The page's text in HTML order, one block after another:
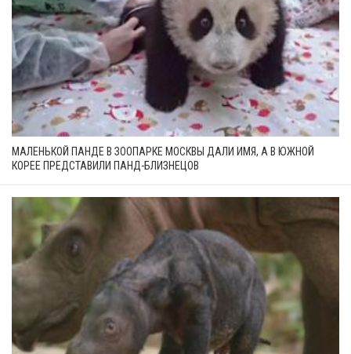
МАЛЕНЬКОЙ ПАНДЕ В ЗООПАРКЕ МОСКВЫ ДАЛИ ИМЯ, А В ЮЖНОЙ
КОРЕЕ ПРЕДСТАВИЛИ ПАНД-БЛИЗНЕЦОВ